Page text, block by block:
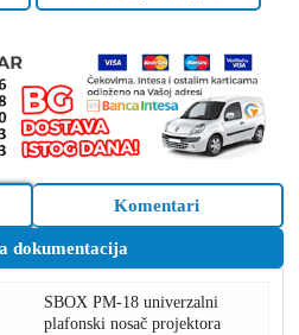
dokumentacija
Komentari
SBOX PM-18 univerzalni
plafonski nosač projektora